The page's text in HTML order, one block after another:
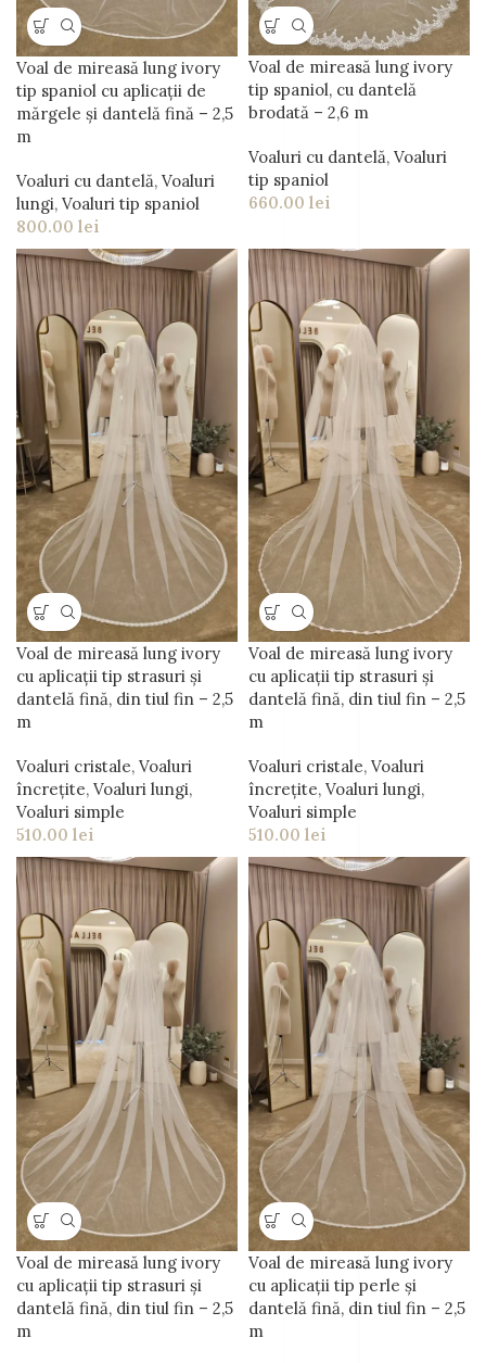
Voal de mireasă lung ivory
tip spaniol cu aplicații de
mărgele și dantelă fină – 2,5
m
Voaluri cu dantelă, Voaluri
lungi, Voaluri tip spaniol
800.00 lei
Voal de mireasă lung ivory
tip spaniol, cu dantelă
brodată – 2,6 m
Voaluri cu dantelă, Voaluri
tip spaniol
660.00 lei
Voal de mireasă lung ivory
cu aplicații tip strasuri și
dantelă fină, din tiul fin – 2,5
m
Voaluri cristale, Voaluri
încrețite, Voaluri lungi,
Voaluri simple
510.00 lei
Voal de mireasă lung ivory
cu aplicații tip strasuri și
dantelă fină, din tiul fin – 2,5
m
Voaluri cristale, Voaluri
încrețite, Voaluri lungi,
Voaluri simple
510.00 lei
Voal de mireasă lung ivory
cu aplicații tip strasuri și
dantelă fină, din tiul fin – 2,5
m
Voal de mireasă lung ivory
cu aplicații tip perle și
dantelă fină, din tiul fin – 2,5
m